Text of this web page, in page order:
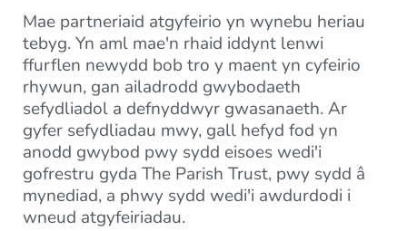
Mae partneriaid atgyfeirio yn wynebu heriau
tebyg. Yn aml mae'n rhaid iddynt lenwi
ffurflen newydd bob tro y maent yn cyfeirio
rhywun, gan ailadrodd gwybodaeth
sefydliadol a defnyddwyr gwasanaeth. Ar
gyfer sefydliadau mwy, gall hefyd fod yn
anodd gwybod pwy sydd eisoes wedi'i
gofrestru gyda The Parish Trust, pwy sydd â
mynediad, a phwy sydd wedi'i awdurdodi i
wneud atgyfeiriadau.